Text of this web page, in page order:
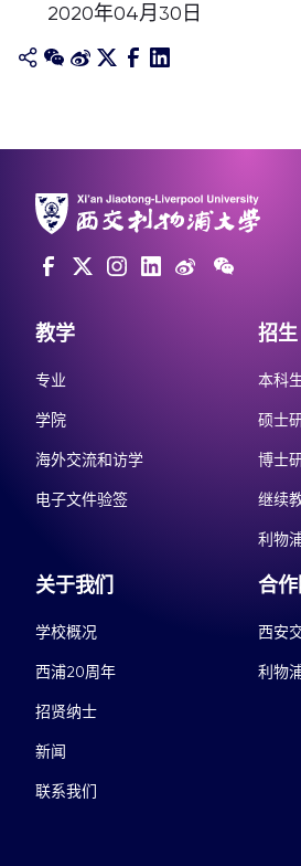
2020年04月30日
教学
专业
学院
海外交流和访学
电子文件验签
招生
本科
硕士
博士
继续
利物
关于我们
学校概况
西浦20周年
招贤纳士
新闻
联系我们
合
西安
利物